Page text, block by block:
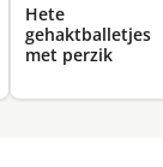
Hete
gehaktballetjes
met perzik